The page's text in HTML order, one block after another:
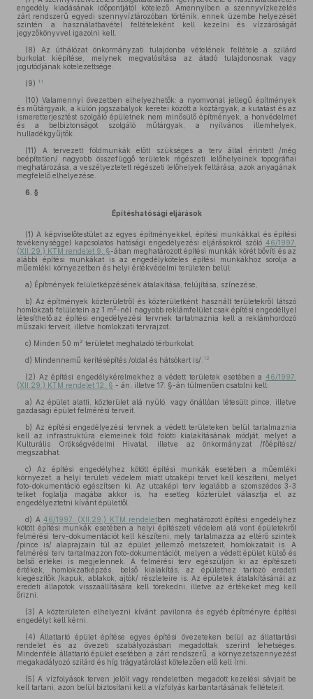
engedély kiadásának időpontjától kötelező. Amennyiben a szennyvízkezelés
zárt rendszerű egyedi szennyvíztározóban történik, ennek üzembe helyezését
szintén a használatbavétel feltételeként kell kezelni és vízzáróságát
jegyzőkönyvvel igazolni kell.
(8) Az úthálózat önkormányzati tulajdonba vételének feltétele a szilárd
burkolat kiépítése, melynek megvalósítása az átadó tulajdonosnak vagy
jogutódjának kötelezettsége.
(9) 11
(10) Valamennyi övezetben elhelyezhetők: a nyomvonal jellegű építmények
és műtárgyaik, a külön jogszabályok keretei között a köztárgyak, a kutatást és az
ismeretterjesztést szolgáló épületnek nem minősülő építmények, a honvédelmet
és a belbiztonságot szolgáló műtárgyak, a nyilvános illemhelyek,
hulladékgyűjtők.
(11) A tervezett földmunkák előtt szükséges a terv által érintett /még
beépítetlen/ nagyobb összefüggő területek régészeti lelőhelyeinek topográfiai
meghatározása, a veszélyeztetett régészeti lelőhelyek feltárása, azok anyagának
megfelelő elhelyezése.
6. §
Építéshatósági eljárások
(1) A képviselőtestület az egyes építményekkel, építési munkákkal és építési
tevékenységgel kapcsolatos hatósági engedélyezési eljárásokról szóló 46/1997.
(XII.29.) KTM rendelet 9. §-ában meghatározott építési munkák körét bővíti és az
alábbi építési munkákat is az engedélyköteles építési munkákhoz sorolja a
műemléki környezetben és helyi értékvédelmi területen belül:
a) Építmények felületképzésének átalakítása, felújítása, színezése,
b) Az építmények közterületről és közterületként használt területekről látszó
homlokzati felületein az 1 m2-nél nagyobb reklámfelület csak építési engedéllyel
létesíthető.az építési engedélyezési tervnek tartalmaznia kell a reklámhordozó
műszaki terveit, illetve homlokzati tervrajzot.
c) Minden 50 m 2 területet meghaladó térburkolat.
d) Mindennemű kerítésépítés /oldal és hátsókert is/. 12
(2) Az építési engedélykérelmekhez a védett területek esetében a 46/1997.
(XII.29.) KTM rendelet 12. § - án, illetve 17. §-án túlmenően csatolni kell:
a) Az épület alatti, közterület alá nyúló, vagy önállóan létesült pince, illetve
gazdasági épület felmérési terveit.
b) Az építési engedélyezési tervnek a védett területeken belül tartalmaznia
kell az infrastruktúra elemeinek föld fölötti kialakításának módját, melyet a
Kulturális Örökségvédelmi Hivatal, illetve az önkormányzat /főépítész/
megszabhat.
c) Az építési engedélyhez kötött építési munkák esetében a műemléki
környezet, a helyi területi védelem miatt utcaképi tervet kell készíteni, melyet
foto-dokumentáció egészítsen ki. Az utcaképi terv legalább a szomszédos 3-3
telket foglalja magába akkor is, ha esetleg közterület választja el az
engedélyeztetni kívánt épülettől.
d) A46/1997. (XII.29.) KTM rendeletben meghatározott építési engedélyhez
kötött építési munkák esetében a helyi építészeti védelem alá vont épületekről
felmérési terv-dokumentációt kell készíteni, mely tartalmazza az eltérő szintek
/pince is/ alaprajzain túl az épület jellemző metszeteit, homlokzatait is. A
felmérési terv tartalmazzon foto-dokumentációt, melyen a védett épület külső és
belső értékei is megjelennek. A felmérési terv egészüljön ki az építészeti
értékek, homlokzatképzés, belső kialakítás, az épülethez tartozó eredeti
kiegészítők /kapuk, ablakok, ajtók/ részleteire is. Az épületek átalakításánál az
eredeti állapotok visszaállítására kell törekedni, illetve az értékeket meg kell
őrizni.
(3) A közterületen elhelyezni kívánt pavilonra és egyéb építményre építési
engedélyt kell kérni.
(4) Állattartó épület építése egyes építési övezeteken belül az állattartási
rendelet és az övezeti szabályozásban megadottak szerint lehetséges.
Mindenféle állattartó épület esetében a zárt rendszerű, a környezetszennyezést
megakadályozó szilárd és híg trágyatárolást kötelezően elő kell írni.
(5) A vízfolyások terven jelölt vagy rendeletben megadott kezelési sávjait be
kell tartani, azon belül biztosítani kell a vízfolyás karbantartásának feltételeit.